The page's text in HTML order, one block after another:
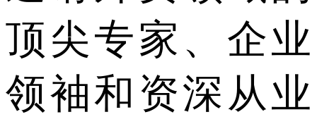
顶尖专家、企业
领袖和资深从业